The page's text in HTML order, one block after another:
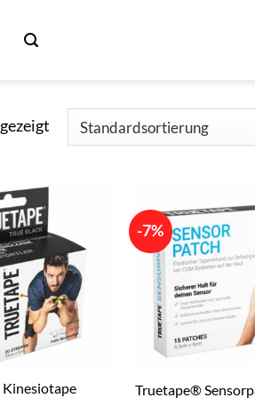
-7%
Truetape®